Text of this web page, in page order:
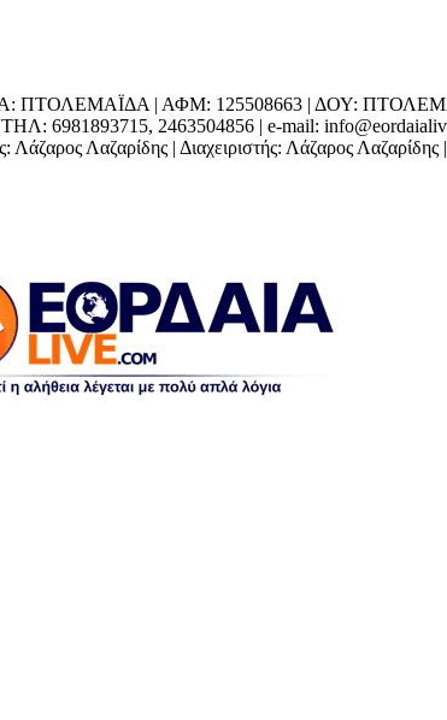
ΕΔΡΑ: ΠΤΟΛΕΜΑΪΔΑ | ΑΦΜ: 125508663 | ΔΟΥ:
2463504856 | e-mail:
Λαζαρίδης | Διαχειριστής: Λάζαρος